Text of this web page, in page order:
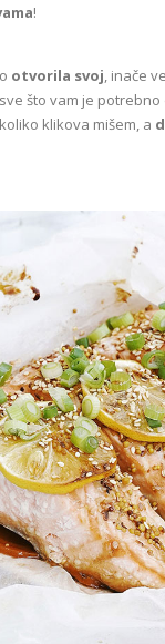
!
otvorila svoj, inače
što vam je
klikova mišem, a